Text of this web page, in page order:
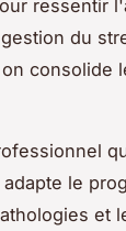
ressentir
du
consolide
le
et